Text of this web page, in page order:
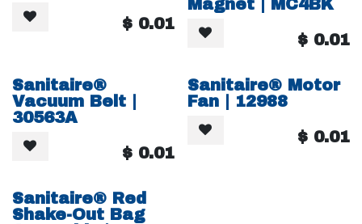
$ 0.01
Magnet | MC4BK
$ 0.01
Sanitaire®
Vacuum Belt |
30563A
$ 0.01
Sanitaire® Motor
Fan | 12988
$ 0.01
Sanitaire® Red
Shake-Out Bag